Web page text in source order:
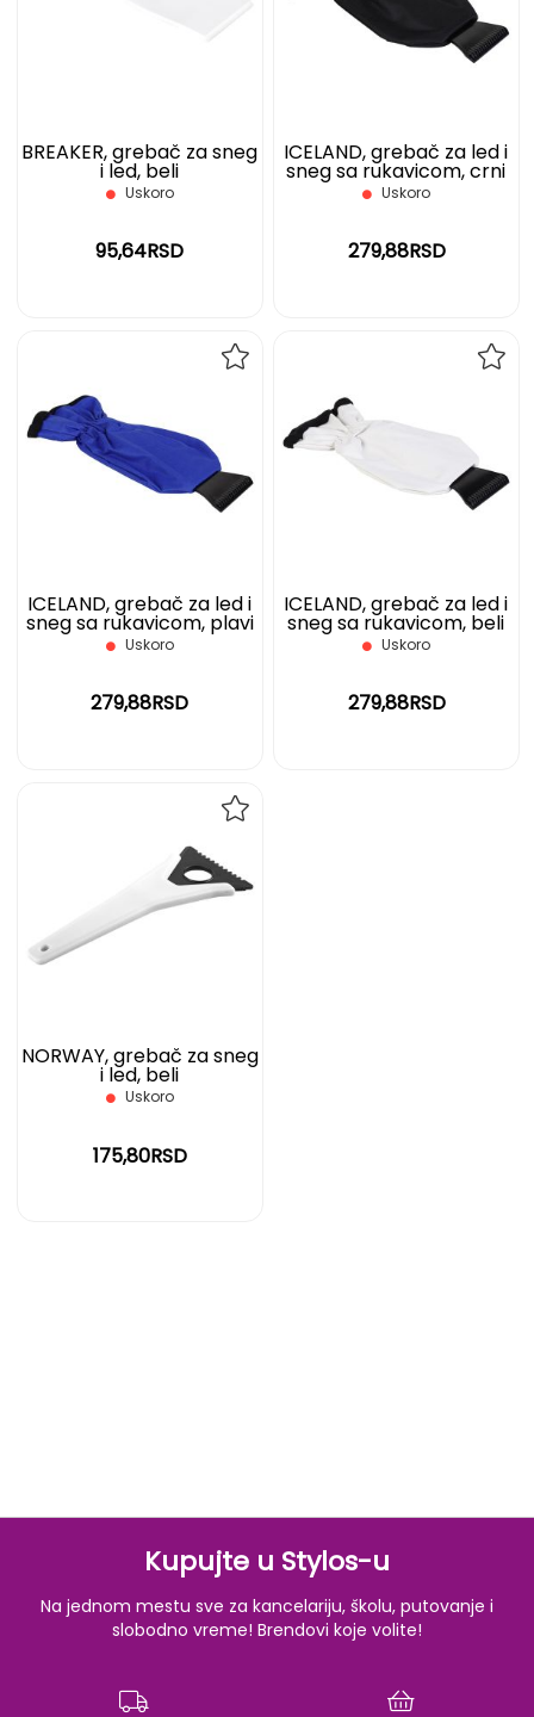
BREAKER, grebač za sneg
i led, beli
Uskoro
95,64RSD
ICELAND, grebač za led i
sneg sa rukavicom, crni
Uskoro
279,88RSD
ICELAND, grebač za led i
sneg sa rukavicom, plavi
Uskoro
279,88RSD
LISTU
ICELAND, grebač za led i
sneg sa rukavicom, beli
Uskoro
279,88RSD
NORWAY, grebač za sneg
i led, beli
Uskoro
175,80RSD
NA
Kupujte u Stylos-u
Na jednom mestu sve za kancelariju, školu, putovanje i
slobodno vreme! Brendovi koje volite!